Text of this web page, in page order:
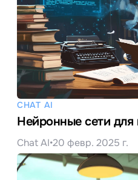
CHAT AI
Нейронные сети для
Chat AI•20 февр. 2025 г.